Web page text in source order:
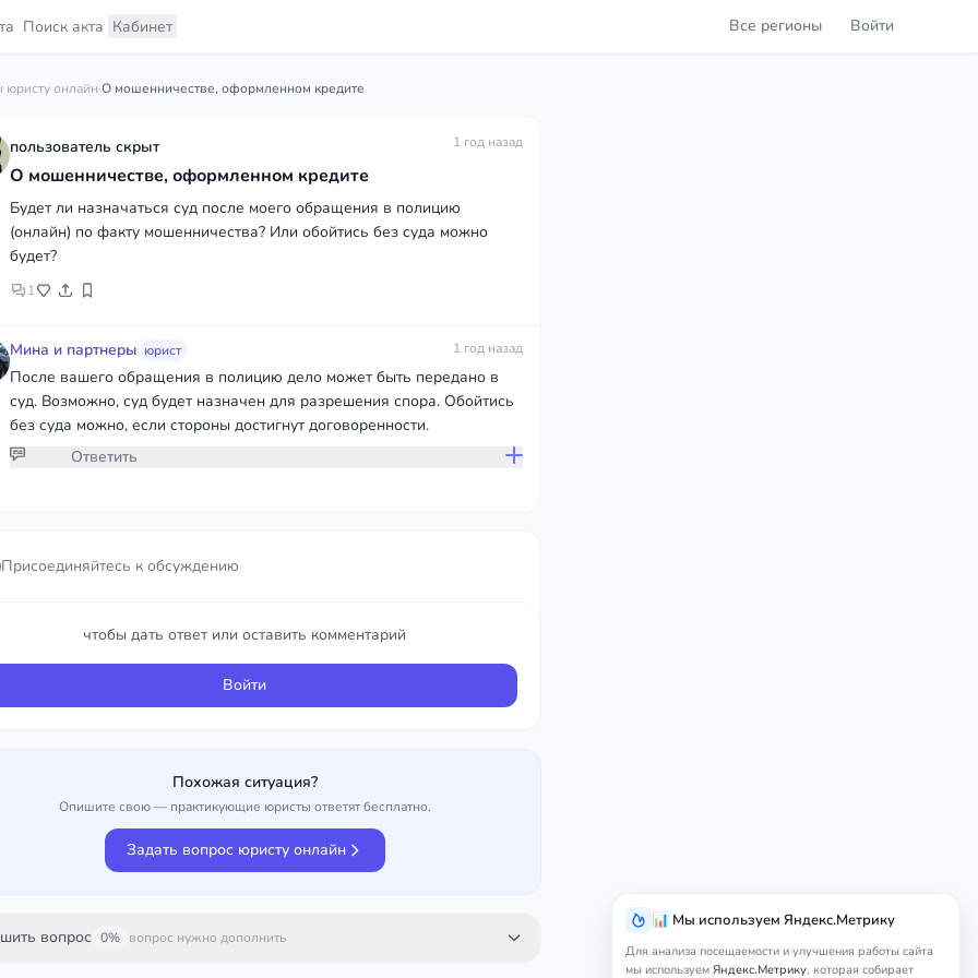
Поиск акта Кабинет Все регионы Войти
📊 Мы используем Яндекс.Метрику
Для анализа посещаемости и улучшения работы сайта
мы используем Яндекс.Метрику, которая собирает
онлайн·О мошенничестве, оформленном кредите
пользователь скрыт 1 год назад
О мошенничестве, оформленном кредите
Будет ли назначаться суд после моего обращения в полицию
(онлайн) по факту мошенничества? Или обойтись без суда можно
будет?
1
Мина и партнеры юрист 1 год назад
После вашего обращения в полицию дело может быть передано в
суд. Возможно, суд будет назначен для разрешения спора. Обойтись
без суда можно, если стороны достигнут договоренности.
Ответить
Войти
Присоединяйтесь к обсуждению
чтобы дать ответ или оставить комментарий
Войти
Похожая ситуация?
Опишите свою — практикующие юристы ответят бесплатно.
Задать вопрос юристу онлайн
вопрос 0% вопрос нужно дополнить